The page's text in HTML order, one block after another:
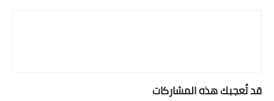
قد تُعجبك هذه المشاركات